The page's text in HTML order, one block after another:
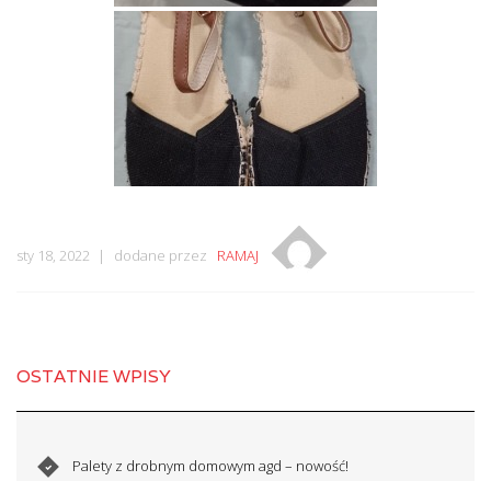
sty 18, 2022 dodane przez RAMAJ
OSTATNIE WPISY
Palety z drobnym domowym agd – nowość!